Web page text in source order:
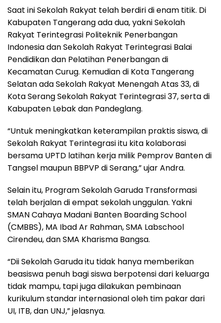
Saat ini Sekolah Rakyat telah berdiri di enam titik. Di
Kabupaten Tangerang ada dua, yakni Sekolah
Rakyat Terintegrasi Politeknik Penerbangan
Indonesia dan Sekolah Rakyat Terintegrasi Balai
Pendidikan dan Pelatihan Penerbangan di
Kecamatan Curug. Kemudian di Kota Tangerang
Selatan ada Sekolah Rakyat Menengah Atas 33, di
Kota Serang Sekolah Rakyat Terintegrasi 37, serta di
Kabupaten Lebak dan Pandeglang.
“Untuk meningkatkan keterampilan praktis siswa, di
Sekolah Rakyat Terintegrasi itu kita kolaborasi
bersama UPTD latihan kerja milik Pemprov Banten di
Tangsel maupun BBPVP di Serang,” ujar Andra.
Selain itu, Program Sekolah Garuda Transformasi
telah berjalan di empat sekolah unggulan. Yakni
SMAN Cahaya Madani Banten Boarding School
(CMBBS), MA Ibad Ar Rahman, SMA Labschool
Cirendeu, dan SMA Kharisma Bangsa.
“Dii Sekolah Garuda itu tidak hanya memberikan
beasiswa penuh bagi siswa berpotensi dari keluarga
tidak mampu, tapi juga dilakukan pembinaan
kurikulum standar internasional oleh tim pakar dari
UI, ITB, dan UNJ,” jelasnya.